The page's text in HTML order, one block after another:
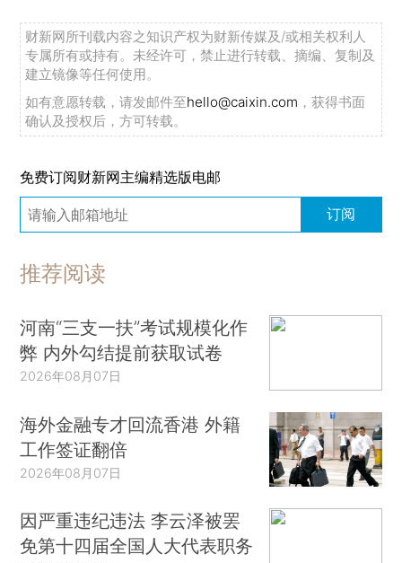
财新网所刊载内容之知识产权为财新传媒及/或相关权利人
专属所有或持有。未经许可，禁止进行转载、摘编、复制及
建立镜像等任何使用。
如有意愿转载，请发邮件至hello@caixin.com ，获得书面
确认及授权后，方可转载。
免费订阅财新网主编精选版电邮
订阅
推荐阅读
河南“三支一扶”考试规模化作
弊 内外勾结提前获取试卷
2026年08月07日
海外金融专才回流香港 外籍
工作签证翻倍
2026年08月07日
因严重违纪违法 李云泽被罢
免第十四届全国人大代表职务